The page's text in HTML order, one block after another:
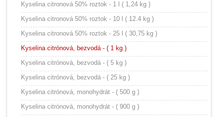
Kyselina citronová 50% roztok - 1 l ( 1,24 kg )
Kyselina citronová 50% roztok - 10 l ( 12.4 kg )
Kyselina citronová 50% roztok - 25 l ( 30,75 kg )
Kyselina citrónová, bezvodá - ( 1 kg )
Kyselina citrónová, bezvodá - ( 5 kg )
Kyselina citrónová, bezvodá - ( 25 kg )
Kyselina citrónová, monohydrát - ( 500 g )
Kyselina citrónová, monohydrát - ( 900 g )